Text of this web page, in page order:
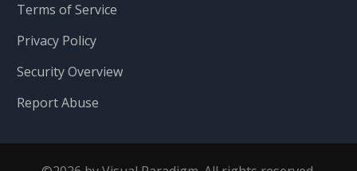
Terms of Service
Privacy Policy
Security Overview
Report Abuse